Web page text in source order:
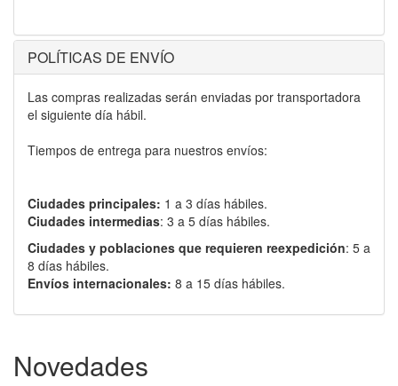
POLÍTICAS DE ENVÍO
Las compras realizadas serán enviadas por transportadora
el siguiente día hábil.
Tiempos de entrega para nuestros envíos:
Ciudades principales: 1 a 3 días hábiles.
Ciudades intermedias: 3 a 5 días hábiles.
Ciudades y poblaciones que requieren reexpedición: 5 a
8 días hábiles.
Envíos internacionales: 8 a 15 días hábiles.
Novedades